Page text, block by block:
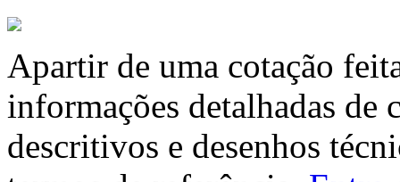
Apartir de uma cotação
informações detalhadas de
descritivos e desenhos